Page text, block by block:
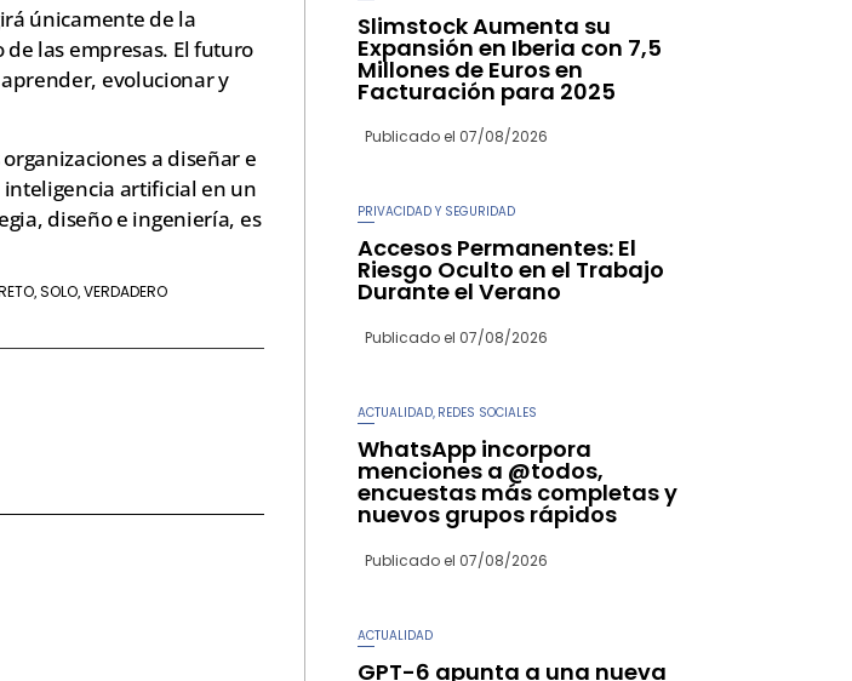
únicamente de la
las empresas. El futuro
evolucionar y
a diseñar e
artificial en un
diseño e ingeniería, es
, SOLO, VERDADERO
Slimstock Aumenta su
Expansión en Iberia con 7,5
Millones de Euros en
Facturación para 2025
Publicado el 07/08/2026
PRIVACIDAD Y SEGURIDAD
Accesos Permanentes: El
Riesgo Oculto en el Trabajo
Durante el Verano
Publicado el 07/08/2026
ACTUALIDAD REDES SOCIALES
WhatsApp incorpora
menciones a @todos,
encuestas más completas y
nuevos grupos rápidos
Publicado el 07/08/2026
ACTUALIDAD
GPT-6 apunta a una nueva